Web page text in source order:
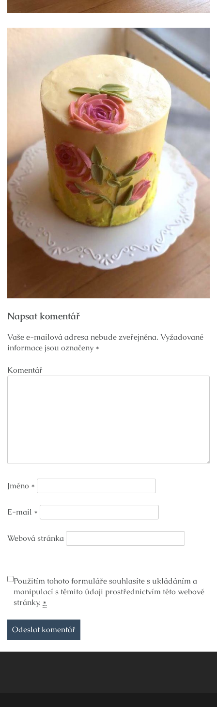
pro
příspěvek
Napsat komentář
Vaše e-mailová adresa nebude zveřejněna. Vyžadované
informace jsou označeny *
Komentář
Jméno *
E-mail *
Webová stránka
Použitím tohoto formuláře souhlasíte s ukládáním a
manipulací s těmito údaji prostřednictvím této webové
stránky. *